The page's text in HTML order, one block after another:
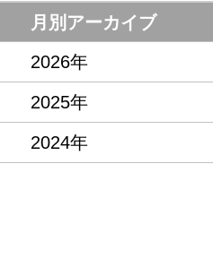
月別アーカイブ
2026年
2025年
2024年